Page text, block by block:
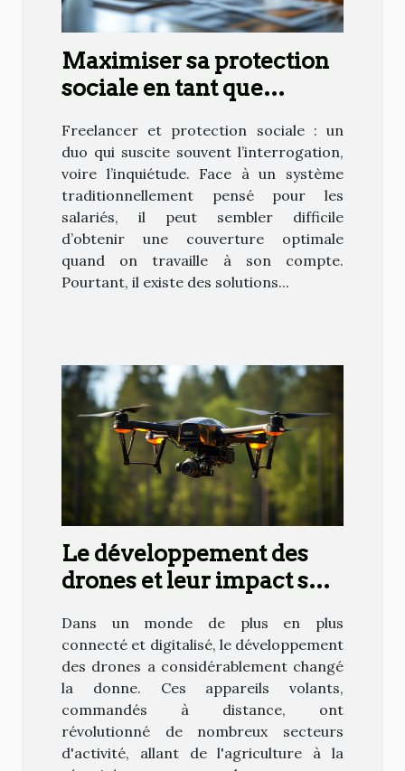
Maximiser sa protection
sociale en tant que
?
Freelancer et protection sociale : un
duo qui suscite souvent l’interrogation,
voire l’inquiétude. Face à un système
traditionnellement pensé pour les
salariés, il peut sembler difficile
d’obtenir une couverture optimale
quand on travaille à son compte.
Pourtant, il existe des solutions...
Le développement des
drones et leur impact sur
Dans un monde de plus en plus
connecté et digitalisé, le développement
des drones a considérablement changé
la donne. Ces appareils volants,
commandés à distance, ont
révolutionné de nombreux secteurs
d'activité, allant de l'agriculture à la